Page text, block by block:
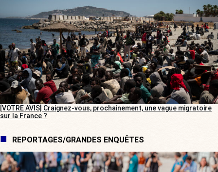
[VOTRE AVIS] Craignez-vous, prochainement, une vague migratoire
sur la France ?
REPORTAGES/GRANDES ENQUÊTES